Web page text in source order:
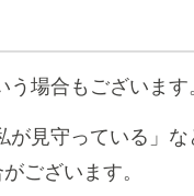
場合もございます
見守っている」な
ございます。